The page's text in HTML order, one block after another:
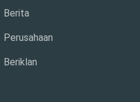
Berita
Perusahaan
Beriklan